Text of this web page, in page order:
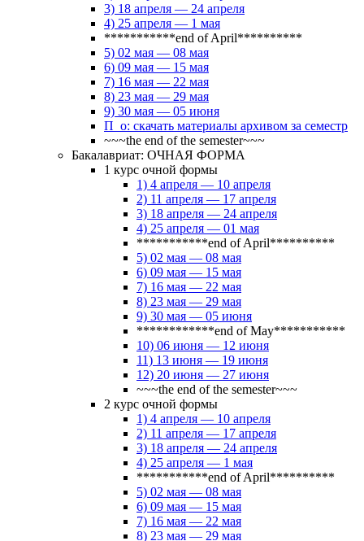
3) 18 апреля — 24 апреля
4) 25 апреля — 1 мая
***********end of April**********
5) 02 мая — 08 мая
6) 09 мая — 15 мая
7) 16 мая — 22 мая
8) 23 мая — 29 мая
9) 30 мая — 05 июня
П_о: скачать материалы архивом за семестр
~~~the end of the semester~~~
Бакалавриат: ОЧНАЯ ФОРМА
1 курс очной формы
1) 4 апреля — 10 апреля
2) 11 апреля — 17 апреля
3) 18 апреля — 24 апреля
4) 25 апреля — 01 мая
***********end of April**********
5) 02 мая — 08 мая
6) 09 мая — 15 мая
7) 16 мая — 22 мая
8) 23 мая — 29 мая
9) 30 мая — 05 июня
************end of May***********
10) 06 июня — 12 июня
11) 13 июня — 19 июня
12) 20 июня — 27 июня
~~~the end of the semester~~~
2 курс очной формы
1) 4 апреля — 10 апреля
2) 11 апреля — 17 апреля
3) 18 апреля — 24 апреля
4) 25 апреля — 1 мая
***********end of April**********
5) 02 мая — 08 мая
6) 09 мая — 15 мая
7) 16 мая — 22 мая
8) 23 мая — 29 мая